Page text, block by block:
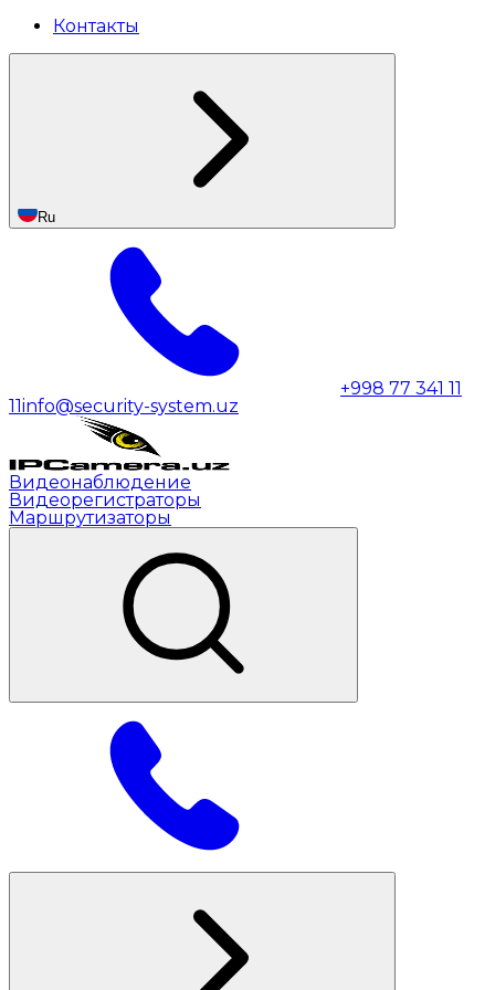
Контакты
Ru
+998 77 341 11
11info@security-system.uz
Видеонаблюдение
Видеорегистраторы
Маршрутизаторы